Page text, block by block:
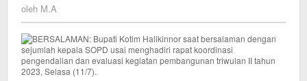
oleh M.A